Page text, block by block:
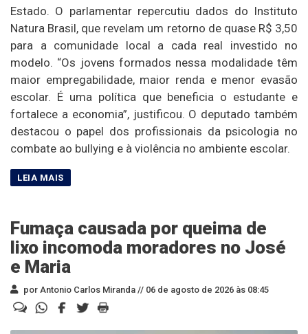
Estado. O parlamentar repercutiu dados do Instituto
Natura Brasil, que revelam um retorno de quase R$ 3,50
para a comunidade local a cada real investido no
modelo. “Os jovens formados nessa modalidade têm
maior empregabilidade, maior renda e menor evasão
escolar. É uma política que beneficia o estudante e
fortalece a economia”, justificou. O deputado também
destacou o papel dos profissionais da psicologia no
combate ao bullying e à violência no ambiente escolar.
Fumaça causada por queima de
lixo incomoda moradores no José
e Maria
por Antonio Carlos Miranda // 06 de agosto de 2026 às 08:45